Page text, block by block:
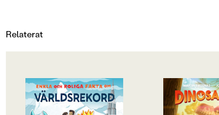
9789129664423
ANTAL SIDOR
Relaterat
OM BOKEN
Tänk att vara bäst på något. Alltså
OM BOKEN
Nyskapande och